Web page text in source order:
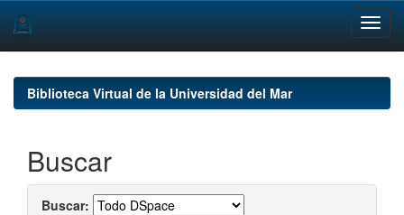
navigationBiblioteca Virtual de la Universidad del Mar
Buscar
Buscar: